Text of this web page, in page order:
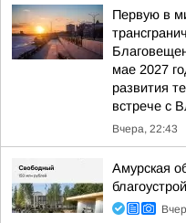
Первую в
мае 2027
развития
встрече с
Вчера, 22:43
Амурская